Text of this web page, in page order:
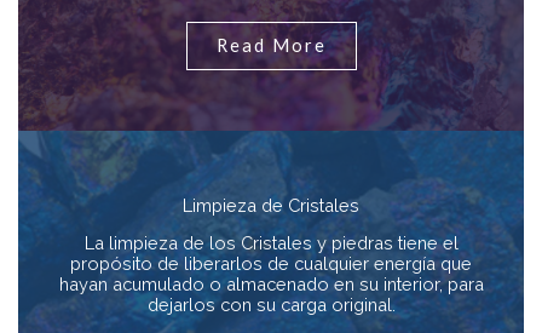
Read More
Limpieza de Cristales
La limpieza de los Cristales y piedras tiene el
propósito de liberarlos de cualquier energía que
hayan acumulado o almacenado en su interior, para
dejarlos con su carga original.